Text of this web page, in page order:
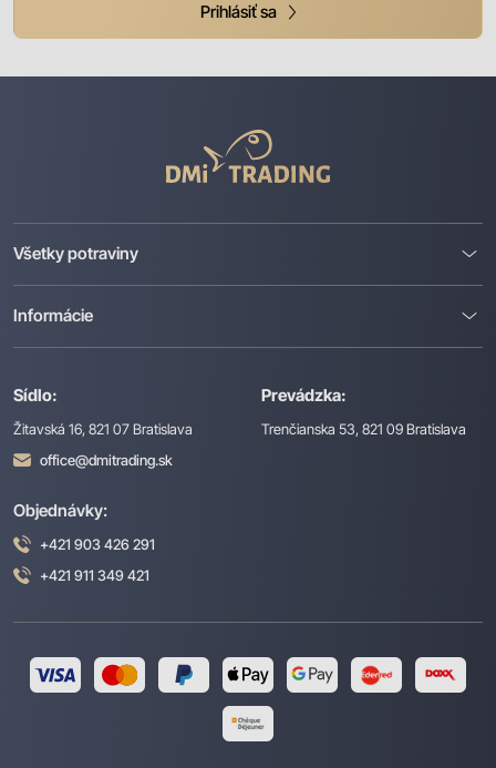
Prihlásiť sa
Trading
Sídlo:
Žitavská 16, 821 07 Bratislava
office@dmitrading.sk
Prevádzka:
Trenčianska 53, 821 09 Bratislava
Všetky potraviny
Informácie
Objednávky:
+421 903 426 291
+421 911 349 421